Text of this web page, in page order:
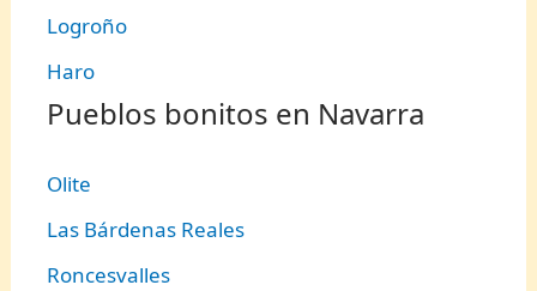
Logroño
Haro
Pueblos bonitos en Navarra
Olite
Las Bárdenas Reales
Roncesvalles